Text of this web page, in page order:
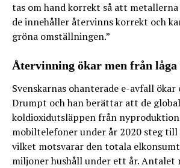
tas om hand korrekt så att
de innehåller återvinns korrekt och
gröna omställningen.”
Återvinning ökar men från
Svenskarnas ohanterade e-avfall
Drumpt och han berättar att de
koldioxidutsläppen från
mobiltelefoner under år 2020 steg till
vilket motsvarar den totala
miljoner hushåll under ett år. Antalet